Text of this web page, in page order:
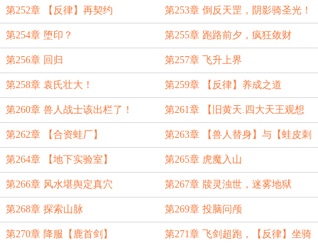
道】
第252章 【反律】再契约 第253章 倒反天罡，阴影骑圣光！
第254章 堕印？ 第255章 跑路前夕，疯狂敛财
第256章 回归 第257章 飞升上界
第258章 袁氏壮大！ 第259章 【反律】养成之道
第260章 兽人战士该出栏了！ 第261章 【旧黄天.四大天王观想
图】
第262章 【合资蛙厂】 第263章 【兽人替身】与【蛙皮刺
青】
第264章 【地下实验室】 第265章 虎魔入山
第266章 风水堪舆定真穴 第267章 牍灵浊世，迷雾地狱
第268章 探索山脉 第269章 投脑问颅
第270章 降服【鹿首剑】 第271章 飞剑超跑，【反律】坐骑